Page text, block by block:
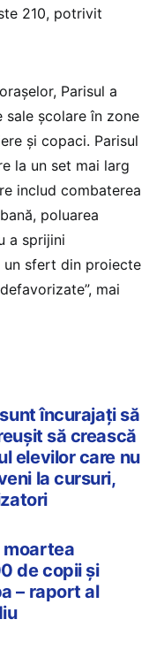
210, potrivit
Parisul a
școlare în zone
și copaci. Parisul
la un set mai larg
includ combaterea
poluarea
a sprijini
un sfert din proiecte
mai
încurajați să
să crească
elevilor care nu
la cursuri,
moartea
de copii și
– raport al